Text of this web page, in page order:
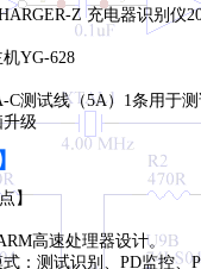
Z 充电器识别仪
YG-628
C测试线（5A）1条用于
升级
】
高速处理器设计。
：测试识别、PD监控、